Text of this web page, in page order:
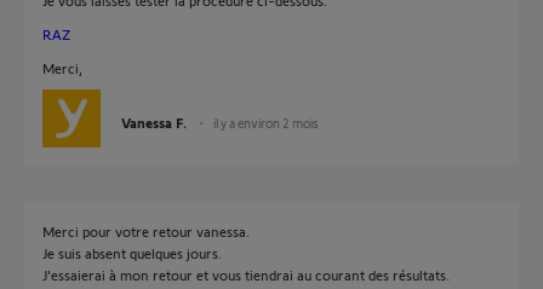
RAZ
Merci,
Vanessa F. il y a environ 2 mois
Merci pour votre retour vanessa.
Je suis absent quelques jours.
J'essaierai à mon retour et vous tiendrai au courant des résultats.